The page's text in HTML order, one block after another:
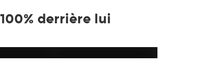
derrière lui